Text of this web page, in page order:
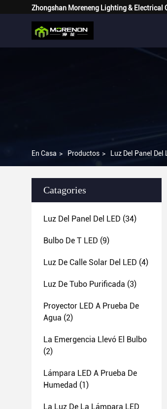
Zhongshan Moreneng Lighting & Electrical
En Casa > Productos > Luz Del Panel Del
Catagories
Luz Del Panel Del LED (34)
Bulbo De T LED (9)
Luz De Calle Solar Del LED (4)
Luz De Tubo Purificada (3)
Proyector LED A Prueba De
Agua (2)
La Emergencia Llevó El Bulbo
(2)
Lámpara LED A Prueba De
Humedad (1)
La Luz De La Lámpara LED